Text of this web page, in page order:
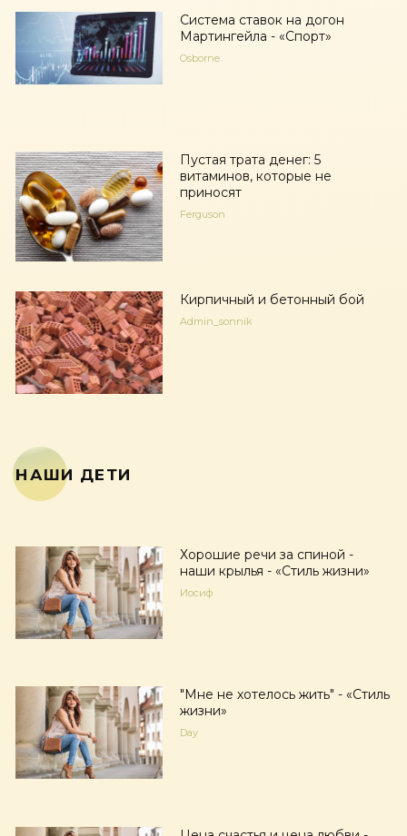
Система ставок на догон
Мартингейла - «Спорт»
Osborne
Пустая трата денег: 5
витаминов, которые не
приносят
Ferguson
Кирпичный и бетонный бой
Admin_sonnik
НАШИ ДЕТИ
Хорошие речи за спиной -
наши крылья - «Стиль жизни»
Иосиф
"Мне не хотелось жить" - «Стиль
жизни»
Day